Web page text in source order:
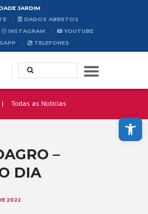
Abrir a barra de ferramentas
JARDIM
DADOS ABERTOS
INSTAGRAM
YOUTUBE
TELEFONES
Todas as Noticias
–
DIA
2022